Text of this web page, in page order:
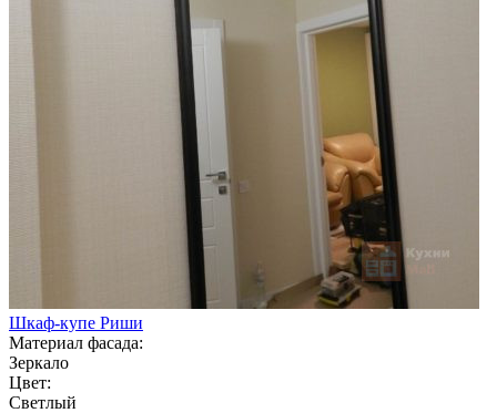
Шкаф-купе Риши
Материал фасада:
Зеркало
Цвет:
Светлый